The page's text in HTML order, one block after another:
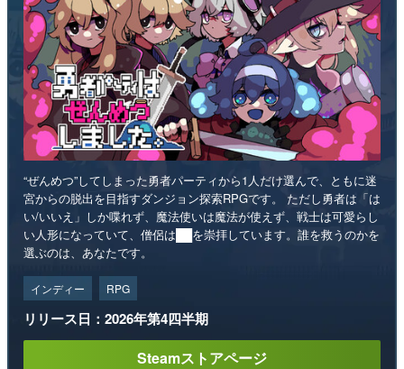
“ぜんめつ”してしまった勇者パーティから1人だけ選んで、ともに迷
宮からの脱出を目指すダンジョン探索RPGです。 ただし勇者は「は
い/いいえ」しか喋れず、魔法使いは魔法が使えず、戦士は可愛らし
い人形になっていて、僧侶は██を崇拝しています。誰を救うのかを
選ぶのは、あなたです。
インディー RPG
リリース日：2026年第4四半期
Steamストアページ